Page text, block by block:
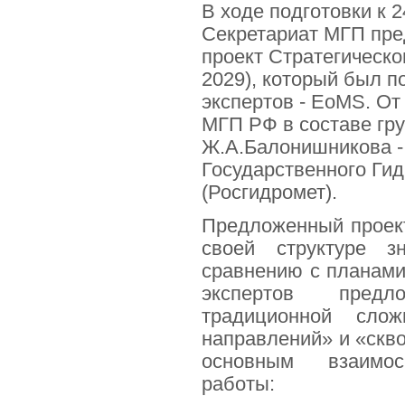
В ходе подготовки к
Секретариат МГП
проект
2029), который был
экспертов - EoMS.
МГП РФ в составе
Ж.А.Балонишникова -
Государственного
(Росгидромет).
Предложенный
своей структуре
сравнению с
экспертов
традиционной
направлений» и
основным
работы: